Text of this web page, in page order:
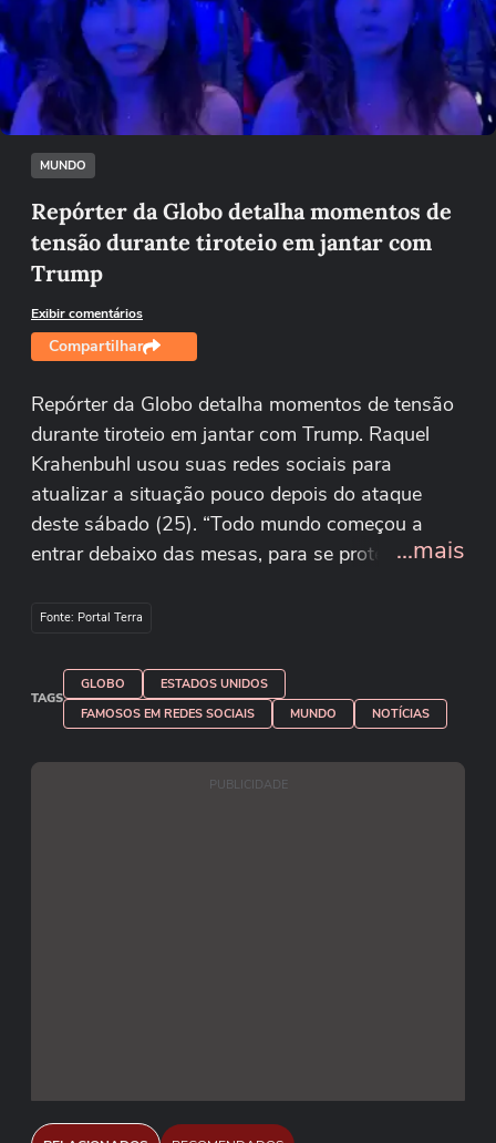
Não foi possível reproduzir o vídeo
Tentar novamente
MUNDO
Repórter da Globo detalha momentos de
tensão durante tiroteio em jantar com
Trump
Exibir comentários
Compartilhar
Repórter da Globo detalha momentos de tensão
durante tiroteio em jantar com Trump. Raquel
Krahenbuhl usou suas redes sociais para
atualizar a situação pouco depois do ataque
deste sábado (25). “Todo mundo começou a
entrar debaixo das mesas, para se proteger”,
entraram no local para proteger lideranças.
...mais
Fonte: Portal Terra
TAGS
GLOBO
ESTADOS UNIDOS
FAMOSOS EM REDES SOCIAIS
MUNDO NOTÍCIAS
PUBLICIDADE